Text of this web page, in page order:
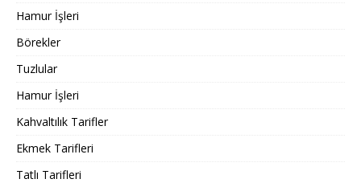
Hamur İşleri
Börekler
Tuzlular
Hamur İşleri
Kahvaltılık Tarifler
Ekmek Tarifleri
Tatlı Tarifleri